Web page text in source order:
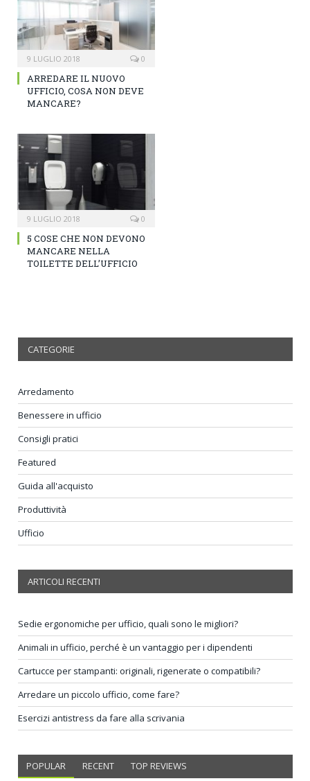
9 LUGLIO 2018 0
ARREDARE IL NUOVO
UFFICIO, COSA NON DEVE
MANCARE?
9 LUGLIO 2018 0
5 COSE CHE NON DEVONO
MANCARE NELLA
TOILETTE DELL’UFFICIO
CATEGORIE
Arredamento
Benessere in ufficio
Consigli pratici
Featured
Guida all'acquisto
Produttività
Ufficio
ARTICOLI RECENTI
Sedie ergonomiche per ufficio, quali sono le migliori?
Animali in ufficio, perché è un vantaggio per i dipendenti
Cartucce per stampanti: originali, rigenerate o compatibili?
Arredare un piccolo ufficio, come fare?
Esercizi antistress da fare alla scrivania
POPULAR RECENT TOP REVIEWS